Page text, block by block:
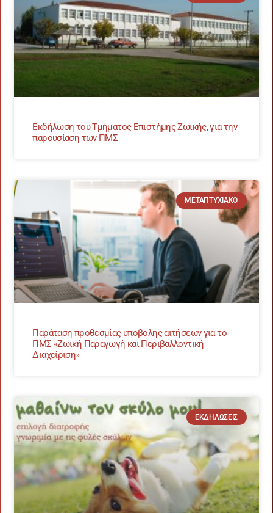
Εκδήλωση του Τμήματος Επιστήμης Ζωικής, για την
παρουσίαση των ΠΜΣ
ΜΕΤΑΠΤΥΧΙΑΚΌ
Παράταση προθεσμίας υποβολής αιτήσεων για το
ΠΜΣ «Ζωική Παραγωγή και Περιβαλλοντική
Διαχείριση»
ΕΚΔΗΛΏΣΕΙΣ